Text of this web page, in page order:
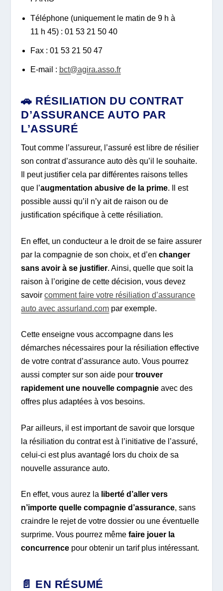
Téléphone (uniquement le matin de 9 h à
11 h 45) : 01 53 21 50 40
Fax : 01 53 21 50 47
E-mail : bct@agira.asso.fr
🚗 RÉSILIATION DU CONTRAT
D’ASSURANCE AUTO PAR
L’ASSURÉ
Tout comme l’assureur, l’assuré est libre de résilier
son contrat d’assurance auto dès qu’il le souhaite.
Il peut justifier cela par différentes raisons telles
que l’augmentation abusive de la prime. Il est
possible aussi qu’il n’y ait de raison ou de
justification spécifique à cette résiliation.
En effet, un conducteur a le droit de se faire assurer
par la compagnie de son choix, et d’enchanger
sans avoir à se justifier. Ainsi, quelle que soit la
raison à l’origine de cette décision, vous devez
savoircomment faire votre résiliation d’assurance
auto avec assurland.com par exemple.
Cette enseigne vous accompagne dans les
démarches nécessaires pour la résiliation effective
de votre contrat d’assurance auto. Vous pourrez
aussi compter sur son aide pourtrouver
rapidement une nouvelle compagnie avec des
offres plus adaptées à vos besoins.
Par ailleurs, il est important de savoir que lorsque
la résiliation du contrat est à l’initiative de l’assuré,
celui-ci est plus avantagé lors du choix de sa
nouvelle assurance auto.
En effet, vous aurez la liberté d’aller vers
n’importe quelle compagnie d’assurance, sans
craindre le rejet de votre dossier ou une éventuelle
surprime. Vous pourrez mêmefaire jouer la
concurrence pour obtenir un tarif plus intéressant.
📄 EN RÉSUMÉ